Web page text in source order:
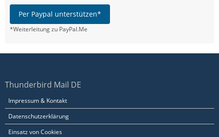
Per Paypal unterstützen*
*Weiterleitung zu PayPal.Me
Thunderbird Mail DE
Impressum & Kontakt
Datenschutzerklärung
Einsatz von Cookies